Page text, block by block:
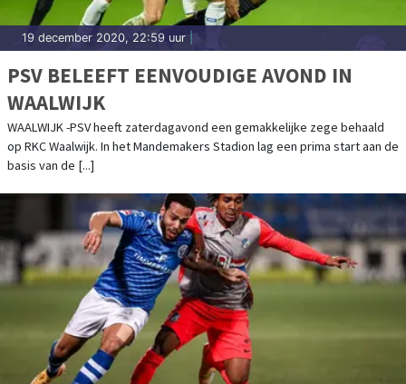
19 december 2020, 22:59 uur
PSV BELEEFT EENVOUDIGE AVOND IN
WAALWIJK
WAALWIJK -PSV heeft zaterdagavond een gemakkelijke zege behaald
op RKC Waalwijk. In het Mandemakers Stadion lag een prima start aan de
basis van de [...]